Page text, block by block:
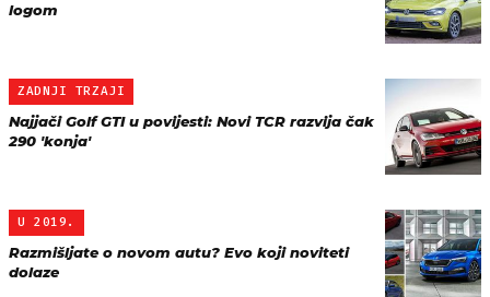
logom
ZADNJI TRZAJI
Najjači Golf GTI u povijesti: Novi TCR razvija čak
290 'konja'
U 2019.
Razmišljate o novom autu? Evo koji noviteti
dolaze